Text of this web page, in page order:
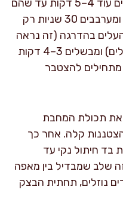
מוסיפים את הגבעולים ומטגנים עוד 4–5 דקות עד שהם
מתרככים מעט. מוסיפים שום ומערבבים 30 שניות רק
בהדרגה (זה נראה
הרבה, אבל תוך דקה הם נופלים) ומבשלים 3–4 דקות
מתחילים להצטבר
את תכולת המחבת
10 דקות להצטננות קלה. אחר כך
בד חיתול נקי עד
שלב שמבדיל בין מאפה
נוזלים, תחתית הבצק